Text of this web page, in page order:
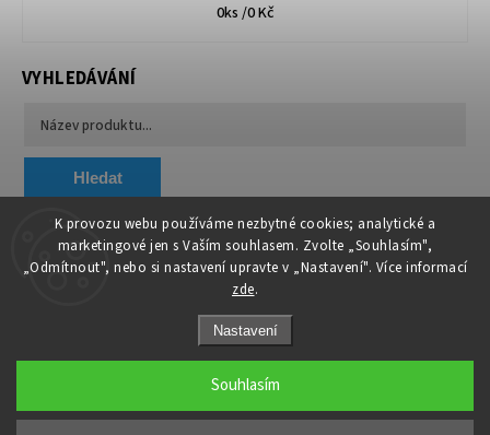
K provozu webu používáme nezbytné cookies; analytické a
marketingové jen s Vaším souhlasem. Zvolte „Souhlasím",
„Odmítnout", nebo si nastavení upravte v „Nastavení". Více informací
zde.
Nastavení
Souhlasím
0ks /0 Kč
VYHLEDÁVÁNÍ
Hledat
Chytit a koupit VA & MA, s.r.o.
Upravit nastavení cookies